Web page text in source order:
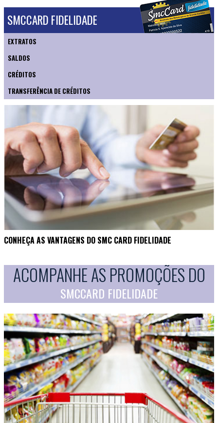
SMCCARD FIDELIDADE
EXTRATOS
SALDOS
CRÉDITOS
TRANSFERÊNCIA DE CRÉDITOS
CONHEÇA AS VANTAGENS DO SMC CARD FIDELIDADE
ACOMPANHE AS PROMOÇÕES DO
SMCCARD FIDELIDADE